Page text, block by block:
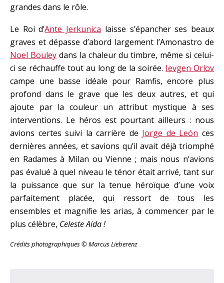
grandes dans le rôle.
Le Roi d’Ante Jerkunica laisse s’épancher ses beaux
graves et dépasse d’abord largement l’Amonastro de
Noel Bouleydans la chaleur du timbre, même si celui-
ci se réchauffe tout au long de la soirée. Ievgen Orlov
campe une basse idéale pour Ramfis, encore plus
profond dans le grave que les deux autres, et qui
ajoute par la couleur un attribut mystique à ses
interventions. Le héros est pourtant ailleurs : nous
avions certes suivi la carrière de Jorge de León ces
dernières années, et savions qu’il avait déjà triomphé
en Radames à Milan ou Vienne ; mais nous n’avions
pas évalué à quel niveau le ténor était arrivé, tant sur
la puissance que sur la tenue héroïque d’une voix
parfaitement placée, qui ressort de tous les
ensembles et magnifie les arias, à commencer par le
plus célèbre, Celeste Aida !
Crédits photographiques © Marcus Lieberenz